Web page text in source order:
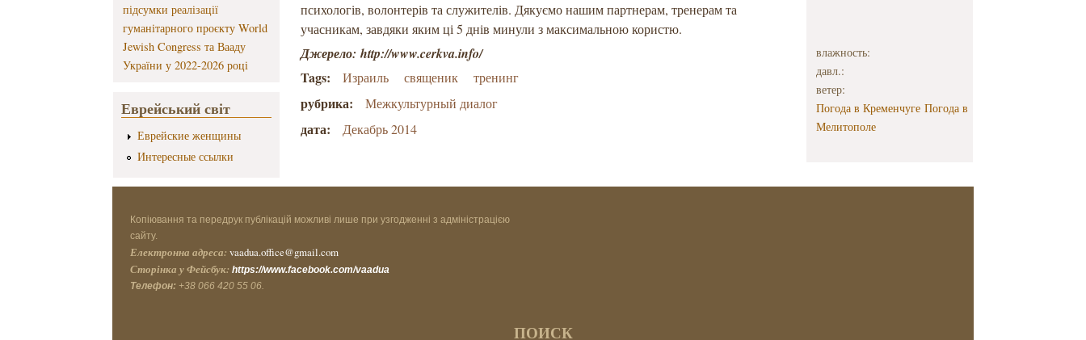
підсумки реалізації
гуманітарного проєкту World
Jewish Congress та Вааду
України у 2022-2026 році
Еврейський світ
Еврейские женщины
Интересные ссылки
психологів, волонтерів та служителів. Дякуємо нашим партнерам, тренерам та
учасникам, завдяки яким ці 5 днів минули з максимальною користю.
Джерело: http://www.cerkva.info/
Tags: Израиль священик тренинг
рубрика: Межкультурный диалог
дата: Декабрь 2014
влажность:
давл.:
ветер:
Погода в Кременчуге Погода в
Мелитополе
Копіювання та передрук публікацій можливі лише при узгодженні з адміністрацією
сайту.
Електронна адреса: vaadua.office@gmail.com
Сторінка у Фейсбук: https://www.facebook.com/vaadua
Телефон: +38 066 420 55 06.
ПОИСК